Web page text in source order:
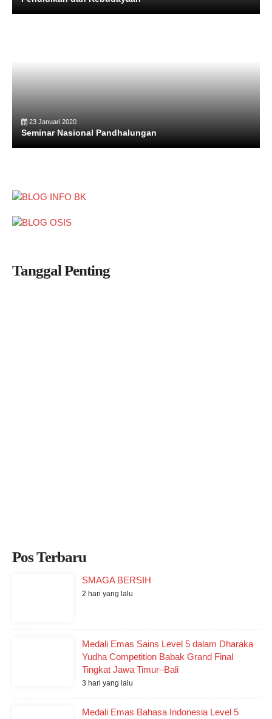
23 Januari 2020
Seminar Nasional Pandhalungan
Tanggal Penting
Pos Terbaru
SMAGA BERSIH
2 hari yang lalu
Medali Emas Sains Level 5 dalam Dharaka
Yudha Competition Babak Grand Final
Tingkat Jawa Timur–Bali
3 hari yang lalu
Medali Emas Bahasa Indonesia Level 5